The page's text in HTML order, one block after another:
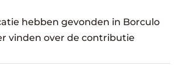
hebben gevonden in Borculo
vinden over de contributie